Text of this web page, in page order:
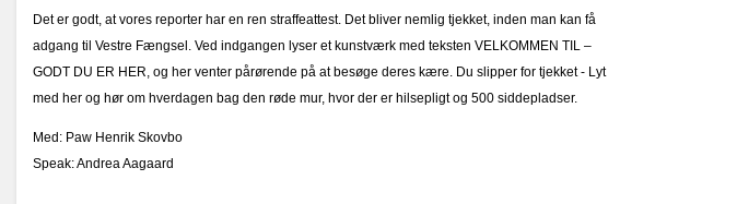
Det er godt, at vores reporter har en ren straffeattest. Det bliver nemlig tjekket, inden man kan få
adgang til Vestre Fængsel. Ved indgangen lyser et kunstværk med teksten VELKOMMEN TIL –
GODT DU ER HER, og her venter pårørende på at besøge deres kære. Du slipper for tjekket - Lyt
med her og hør om hverdagen bag den røde mur, hvor der er hilsepligt og 500 siddepladser.
Med: Paw Henrik Skovbo
Speak: Andrea Aagaard